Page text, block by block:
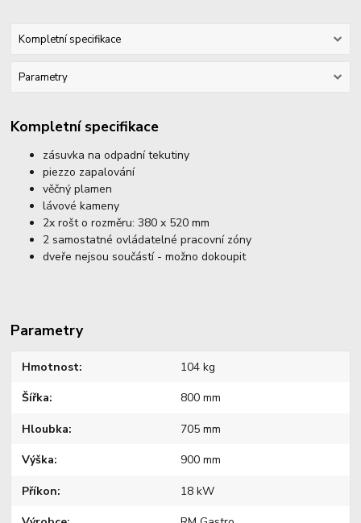
Kompletní specifikace
Parametry
Kompletní specifikace
zásuvka na odpadní tekutiny
piezzo zapalování
věčný plamen
lávové kameny
2x rošt o rozměru: 380 x 520 mm
2 samostatné ovládatelné pracovní zóny
dveře nejsou součástí - možno dokoupit
Parametry
Hmotnost 104 kg
Šířka 800 mm
Hloubka 705 mm
Výška 900 mm
Příkon 18 kW